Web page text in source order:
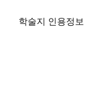
학술지 인용정보